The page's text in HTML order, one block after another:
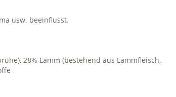
usw. beeinflusst.
28% Lamm (bestehend aus Lammfleisch,